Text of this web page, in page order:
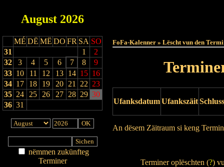
August 2026
MÉ DË MË DO FR SA SO
31
1
2
32
3 4 5 6 7 8
9
33 10 11 12 13 14 15 16
34 17 18 19 20 21 22 23
35 24 25 26 27 28 29 30
36 31
nëmmen zukünfteg
Terminer
FoFa-Kalenner » Lëscht vun den
UfanksdatumUfankszäit
An dësem Zäitraum si keng
Terminer oplëschten (?)